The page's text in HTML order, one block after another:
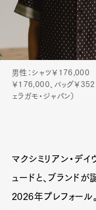
Art&Design
男性：シャツ￥176,000
￥176,000、バッグ￥
ェラガモ・ジャパン）
マクシミリアン・デ
ュードと、ブランド
2026年プレフォール